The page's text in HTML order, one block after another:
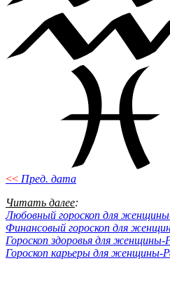
<< Пред. дата
Читать далее:
Любовный гороскоп для
Финансовый гороскоп для
Гороскоп здоровья для женщины-
Гороскоп карьеры для женщины-